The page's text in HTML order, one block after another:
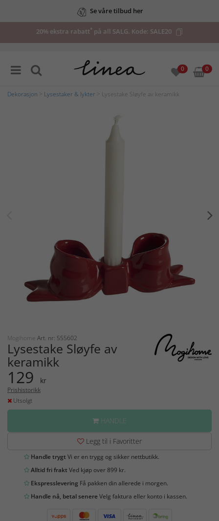
Se våre tilbud her
20% ekstra rabatt* på all SALG. Kode: SALE20
0 0
Dekorasjon Lysestaker & lykter > Lysestake Sløyfe av keramikk
Mogihome Art. nr: 555602
Lysestake Sløyfe av
keramikk
129 kr
Prishistorikk
Utsolgt
HANDLE
Legg til i Favoritter
Handle trygtVi er en trygg og sikker nettbutikk.
Alltid fri fraktVed kjøp over 899 kr.
Ekspresslevering Få pakken din allerede i morgen.
Handle nå, betal senereVelg faktura eller konto i kassen.